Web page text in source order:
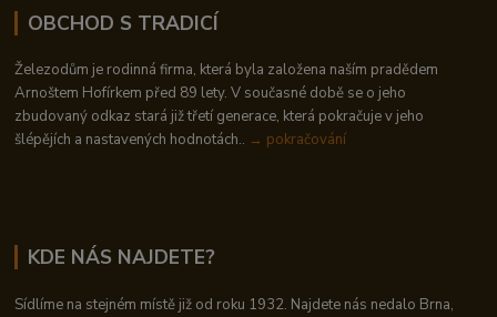
OBCHOD S TRADICÍ
Železodům je rodinná firma, která byla založena naším pradědem
Arnoštem Hofírkem před 89 lety. V současné době se o jeho
zbudovaný odkaz stará již třetí generace, která pokračuje v jeho
šlépějích a nastavených hodnotách.. → pokračování
KDE NÁS NAJDETE?
Sídlíme na stejném místě již od roku 1932. Najdete nás nedalo Brna,